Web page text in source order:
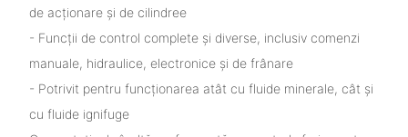
de acționare și de cilindree
- Funcții de control complete și diverse, inclusiv comenzi
manuale, hidraulice, electronice și de frânare
- Potrivit pentru funcționarea atât cu fluide minerale, cât și
cu fluide ignifuge